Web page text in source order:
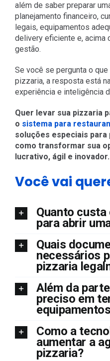
além de saber preparar
planejamento financeiro,
legais, equipamentos
delivery eficiente e, acima
gestão.
Se você se pergunta o
pizzaria, a resposta está
experiência e inteligência
Quer levar sua pizzaria
o sistema para
soluções especiais
como transformar sua
lucrativo, ágil e inovador.
Você vai
Quanto custa
para abrir
Quais
necessários
pizzaria
Além da
preciso em
Como a
aumentar a
pizzaria?